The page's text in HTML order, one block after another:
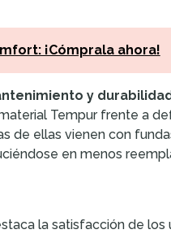
¡Cómprala ahora!
y
Tempur frente a
de ellas vienen con
en menos
la satisfacción de los